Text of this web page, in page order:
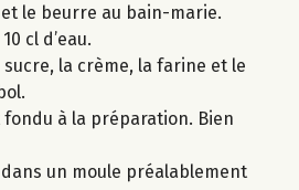
le beurre au bain-marie.
cl d’eau.
la crème, la farine et le
à la préparation. Bien
un moule préalablement